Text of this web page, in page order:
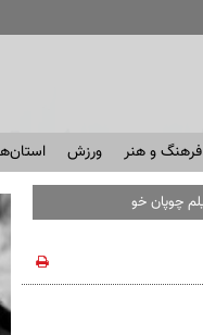
فرهنگ و هنر ورزش